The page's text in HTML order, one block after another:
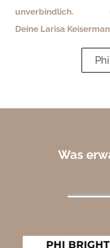
unverbindlich.
Deine Larisa Keiserman
Was